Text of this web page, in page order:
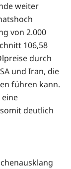
weiter
von 2.000
106,58
durch
und Iran, die
führen kann.
deutlich